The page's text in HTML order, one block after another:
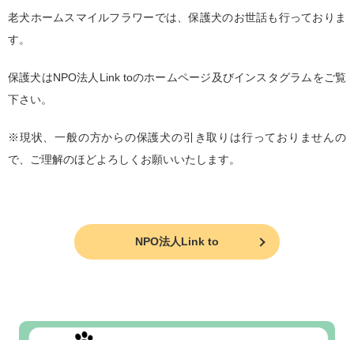
老犬ホームスマイルフラワーでは、保護犬のお世話も行っておりま
す。
保護犬はNPO法人Link toのホームページ及びインスタグラムをご覧
下さい。
※現状、一般の方からの保護犬の引き取りは行っておりませんの
で、ご理解のほどよろしくお願いいたします。
NPO法人Link to